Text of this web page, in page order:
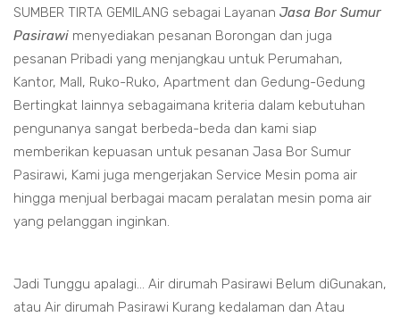
SUMBER TIRTA GEMILANG sebagai Layanan Jasa Bor Sumur
Pasirawi menyediakan pesanan Borongan dan juga
pesanan Pribadi yang menjangkau untuk Perumahan,
Kantor, Mall, Ruko-Ruko, Apartment dan Gedung-Gedung
Bertingkat lainnya sebagaimana kriteria dalam kebutuhan
pengunanya sangat berbeda-beda dan kami siap
memberikan kepuasan untuk pesanan Jasa Bor Sumur
Pasirawi, Kami juga mengerjakan Service Mesin poma air
hingga menjual berbagai macam peralatan mesin poma air
yang pelanggan inginkan.
Jadi Tunggu apalagi... Air dirumah Pasirawi Belum diGunakan,
atau Air dirumah Pasirawi Kurang kedalaman dan Atau